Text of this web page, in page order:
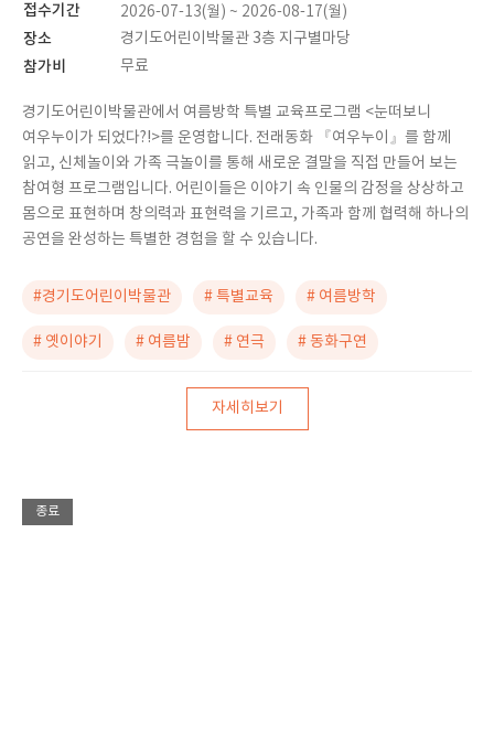
접수기간 2026-07-13(월) ~ 2026-08-17(월)
장소 경기도어린이박물관 3층 지구별마당
참가비 무료
경기도어린이박물관에서 여름방학 특별 교육프로그램 <눈떠보니
여우누이가 되었다?!>를 운영합니다. 전래동화 『여우누이』를 함께
읽고, 신체놀이와 가족 극놀이를 통해 새로운 결말을 직접 만들어 보는
참여형 프로그램입니다. 어린이들은 이야기 속 인물의 감정을 상상하고
몸으로 표현하며 창의력과 표현력을 기르고, 가족과 함께 협력해 하나의
공연을 완성하는 특별한 경험을 할 수 있습니다.
#경기도어린이박물관 # 특별교육 # 여름방학
# 옛이야기 # 여름밤 # 연극 # 동화구연
자세히보기
종료